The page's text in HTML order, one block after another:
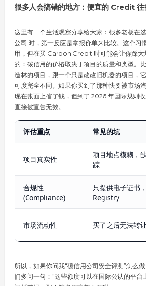
很多人会搞错的地方：便宜的 Credit 往
这里有一个生活观察分享给大家：很多老板在
公司 时，第一反应是拿报价单来比较。这个习
用，但在买 Carbon Credit 时可能会让你踩大
的：碳信用的价格取决于项目的质量和类型。
造林的项目，跟一个只是改改旧机器的项目，
可度完全不同。如果你买到了那种快要被市场
现在账面上省了钱，但到了 2026 年国际规则
直接被宣告无效。
评估重点 常见的坑
项目真实性
项目地点模糊，
踪
合规性
(Compliance)
只提供电子证书
Registry
市场流动性 买了之后无法转
所以，如果你问我“碳信用公司安全评测”怎么
们多问一句：“这些额度可以在国际公认的平台